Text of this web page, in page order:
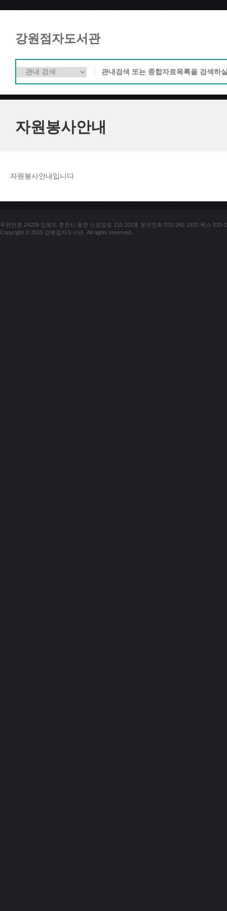
강원점자도서관
자원봉사안내
자원봉사안내입니다
우편번호 24209 강원도 춘천시 동면 소양강로 110 102호 문의전화 033-262-1920 팩스 033-
Copyright © 2015 강원점자도서관. All rights reserved.